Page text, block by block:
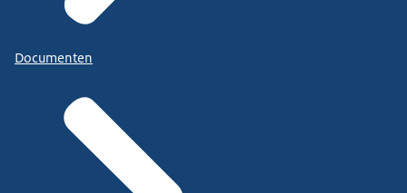
Documenten